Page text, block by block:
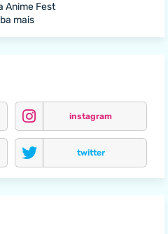
Anime Fest
mais
instagram
twitter